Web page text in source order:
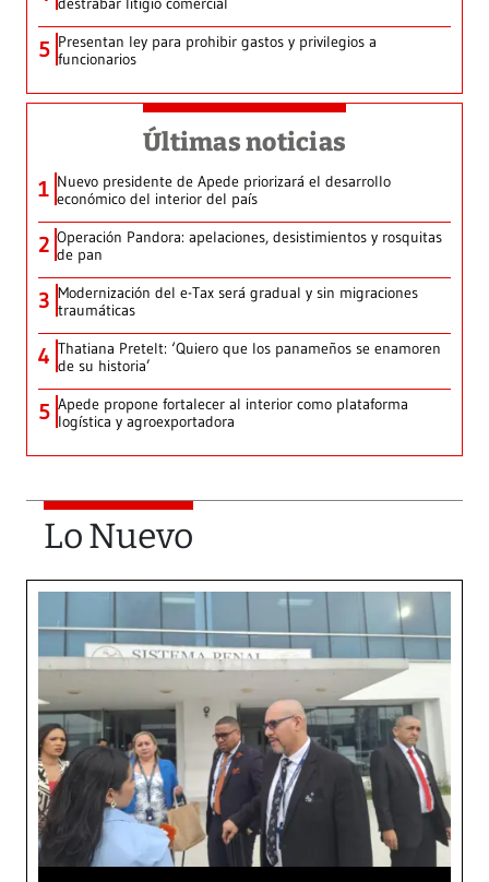
5 Presentan ley para prohibir gastos y privilegios a
funcionarios
Últimas noticias
1 Nuevo presidente de Apede priorizará el desarrollo
económico del interior del país
2 Operación Pandora: apelaciones, desistimientos y rosquitas
de pan
3 Modernización del e-Tax será gradual y sin migraciones
traumáticas
4 Thatiana Pretelt: ‘Quiero que los panameños se enamoren
de su historia’
5 Apede propone fortalecer al interior como plataforma
logística y agroexportadora
Lo Nuevo